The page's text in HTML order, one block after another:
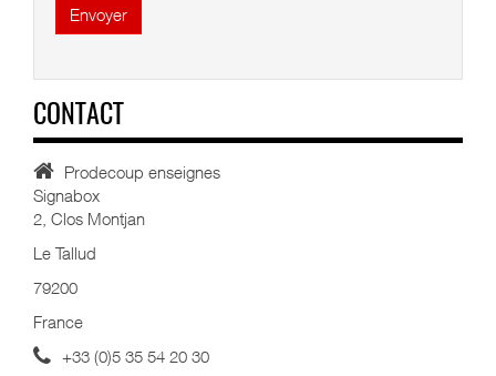
Envoyer
CONTACT
Prodecoup enseignes
Signabox
2, Clos Montjan
Le Tallud
79200
France
+33 (0)5 35 54 20 30